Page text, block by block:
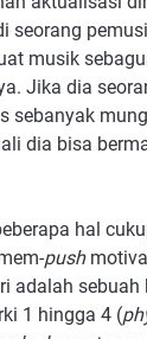
seorang
musik
Jika dia
sebanyak
dia bisa
hal
push
adalah sebuah
1 hingga 4 (